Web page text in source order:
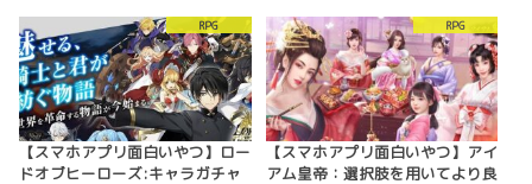
RPG
【スマホアプリ面白いやつ】ロー
ドオブヒーローズ:キャラガチャ
RPG
【スマホアプリ面白いやつ】アイ
アム皇帝：選択肢を用いてより良